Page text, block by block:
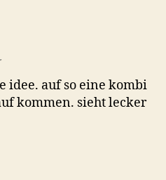
idee. auf so eine kombi
kommen. sieht lecker